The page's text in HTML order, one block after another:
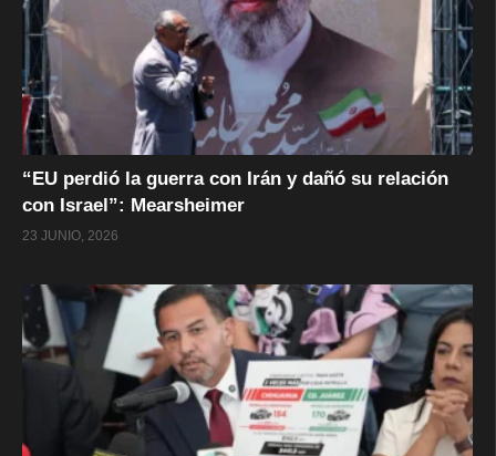
“EU perdió la guerra con Irán y dañó su relación
con Israel”: Mearsheimer
23 JUNIO, 2026